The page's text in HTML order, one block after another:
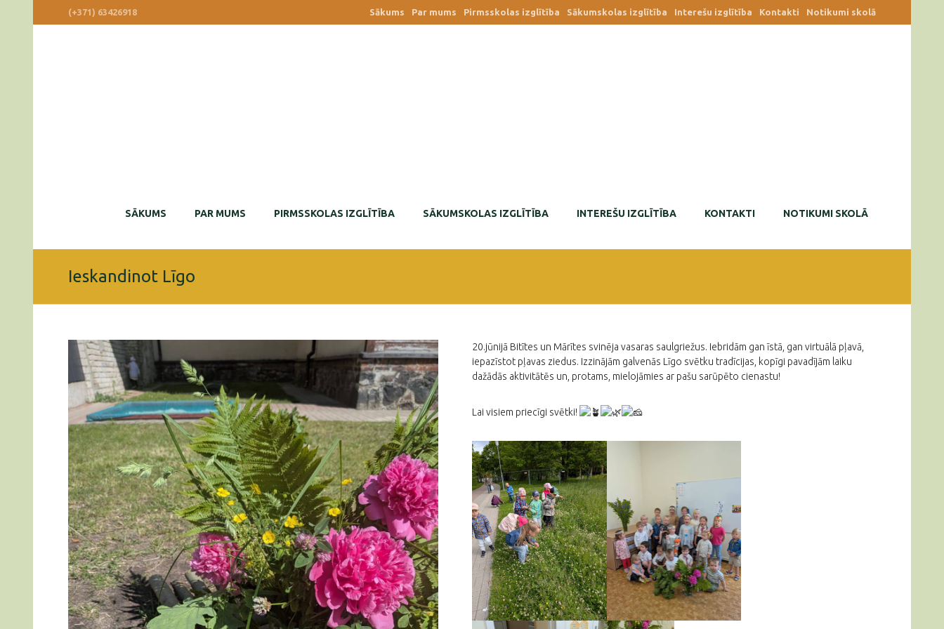
Sākums Par mums Pirmsskolas izglītība Sākumskolas izglītība Interešu izglītība Kontakti Notikumi skolā
(+371) 63426918
SĀKUMS PAR MUMS PIRMSSKOLAS IZGLĪTĪBA SĀKUMSKOLAS IZGLĪTĪBA INTEREŠU IZGLĪTĪBA KONTAKTI NOTIKUMI SKOLĀ
Ieskandinot Līgo
20.jūnijā Bitītes un Mārītes svinēja vasaras saulgriežus. Iebridām gan īstā, gan virtuālā pļavā,
iepazīstot pļavas ziedus. Izzinājām galvenās Līgo svētku tradīcijas, kopīgi pavadījām laiku
dažādās aktivitātēs un, protams, mielojāmies ar pašu sarūpēto cienastu!
Lai visiem priecīgi svētki!